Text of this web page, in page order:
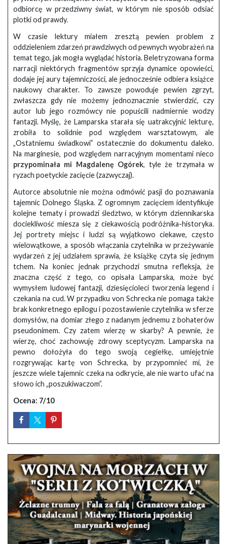
odbiorcę w przedziwny świat, w którym nie sposób odsiać
plotki od prawdy.
W czasie lektury miałem zresztą pewien problem z
oddzieleniem zdarzeń prawdziwych od pewnych wyobrażeń na
temat tego, jak mogła wyglądać historia. Beletryzowana forma
narracji niektórych fragmentów sprzyja dynamice opowieści,
dodaje jej aury tajemniczości, ale jednocześnie odbiera książce
naukowy charakter. To zawsze powoduje pewien zgrzyt,
zwłaszcza gdy nie możemy jednoznacznie stwierdzić, czy
autor lub jego rozmówcy nie popuścili nadmiernie wodzy
fantazji. Myślę, że Lamparska starała się uatrakcyjnić lekturę,
zrobiła to solidnie pod względem warsztatowym, ale
„Ostatniemu świadkowi” ostatecznie do dokumentu daleko.
Na marginesie, pod względem narracyjnym momentami nieco
przypominała mi Magdalenę Ogórek, tyle że trzymała w
ryzach poetyckie zacięcie (zazwyczaj).
Autorce absolutnie nie można odmówić pasji do poznawania
tajemnic Dolnego Śląska. Z ogromnym zacięciem identyfikuje
kolejne tematy i prowadzi śledztwo, w którym dziennikarska
dociekliwość miesza się z ciekawością podróżnika-historyka.
Jej portrety miejsc i ludzi są wyjątkowo ciekawe, często
wielowątkowe, a sposób włączania czytelnika w przeżywanie
wydarzeń z jej udziałem sprawia, że książkę czyta się jednym
tchem. Na koniec jednak przychodzi smutna refleksja, że
znaczna część z tego, co opisała Lamparska, może być
wymysłem ludowej fantazji, dziesięcioleci tworzenia legend i
czekania na cud. W przypadku von Schrecka nie pomaga także
brak konkretnego epilogu i pozostawienie czytelnika w sferze
domysłów, na domiar złego z nadanym jednemu z bohaterów
pseudonimem. Czy zatem wierzę w skarby? A pewnie, że
wierzę, choć zachowuję zdrowy sceptycyzm. Lamparska na
pewno dołożyła do tego swoją cegiełkę, umiejętnie
rozgrywając kartę von Schrecka, by przypomnieć mi, że
jeszcze wiele tajemnic czeka na odkrycie, ale nie warto ufać na
słowo ich „poszukiwaczom”.
Ocena: 7/10